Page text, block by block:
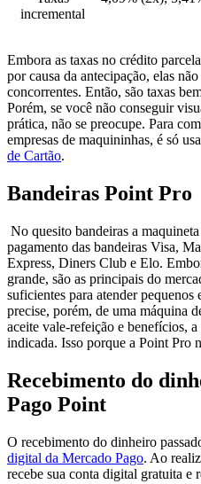
incremental
Embora as taxas no crédito
por causa da antecipação, elas
concorrentes. Então, são taxas
Porém, se você não conseguir
prática, não se preocupe. Para
empresas de maquininhas, é só
de Cartão.
Bandeiras Point Pro
No quesito bandeiras a
pagamento das bandeiras Visa,
Express, Diners Club e Elo.
grande, são as principais do
suficientes para atender
precise, porém, de uma máquina
aceite vale-refeição e benefícios,
indicada. Isso porque a Point Pro
Recebimento do
Pago Point
O recebimento do dinheiro
digital da Mercado Pago. Ao
recebe sua conta digital gratuita e